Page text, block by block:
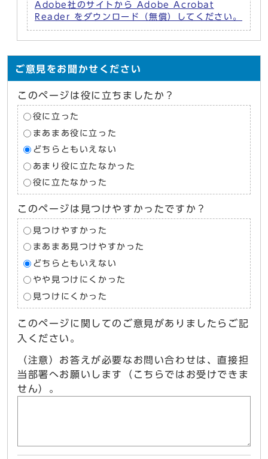
Adobe社のサイトから Adobe Acrobat
Reader をダウンロード（無償）してください。
ご意見をお聞かせください
このページは役に立ちましたか？
役に立った
まあまあ役に立った
どちらともいえない
あまり役に立たなかった
役に立たなかった
このページは見つけやすかったですか？
見つけやすかった
まあまあ見つけやすかった
どちらともいえない
やや見つけにくかった
見つけにくかった
このページに関してのご意見がありましたらご記
入ください。
（注意）お答えが必要なお問い合わせは、直接担
当部署へお願いします（こちらではお受けできま
せん）。